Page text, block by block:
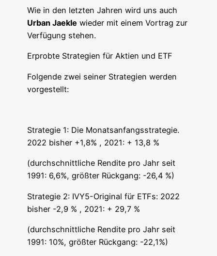
Wie in den letz­ten Jah­ren wird uns auch
Urban Jaek­le wie­der mit einem Vor­trag zur
Ver­fü­gung stehen.
Erprob­te Stra­te­gien für Akti­en und ETF
Fol­gen­de zwei sei­ner Stra­te­gien wer­den
vorgestellt:
Stra­te­gie 1: Die Monats­an­fangs­stra­te­gie.
2022 bis­her +1,8% , 2021: + 13,8 %
(durch­schnitt­li­che Ren­di­te pro Jahr seit
1991: 6,6%, größ­ter Rück­gang: -26,4 %)
Stra­te­gie 2: IVY5-Ori­gi­nal für ETFs: 2022
bis­her -2,9 % , 2021: + 29,7 %
(durch­schnitt­li­che Ren­di­te pro Jahr seit
1991: 10%, größ­ter Rück­gang: -22,1%)